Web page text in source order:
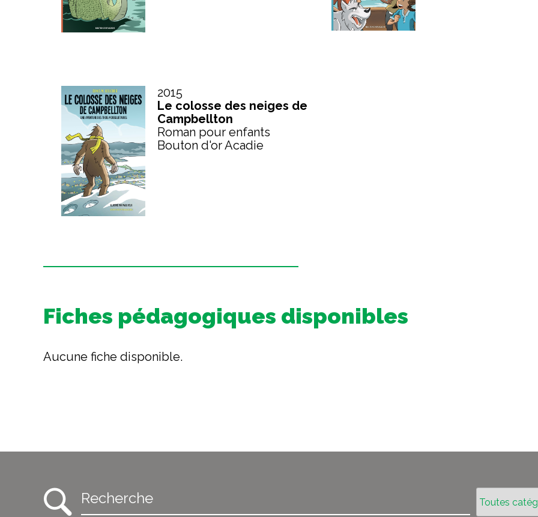
2015
Le colosse des neiges de
Campbellton
Roman pour enfants
Bouton d'or Acadie
Fiches pédagogiques disponibles
Aucune fiche disponible.